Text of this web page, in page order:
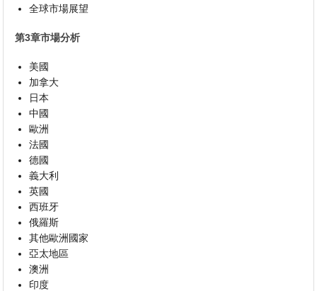
全球市場展望
第3章市場分析
美國
加拿大
日本
中國
歐洲
法國
德國
義大利
英國
西班牙
俄羅斯
其他歐洲國家
亞太地區
澳洲
印度